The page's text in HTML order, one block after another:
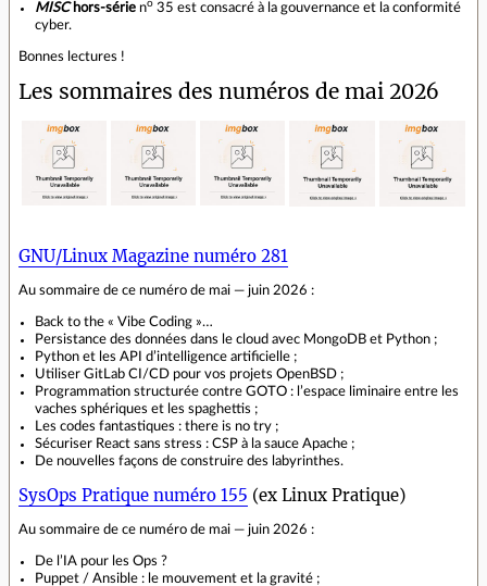
MISChors-série no 35 est consacré à la gouvernance et la conformité
cyber.
Bonnes lectures !
Les sommaires des numéros de mai 2026
GNU/Linux Magazine numéro 281
Au sommaire de ce numéro de mai — juin 2026 :
Back to the « Vibe Coding »…
Persistance des données dans le cloud avec MongoDB et Python ;
Python et les API d’intelligence artificielle ;
Utiliser GitLab CI/CD pour vos projets OpenBSD ;
Programmation structurée contre GOTO : l’espace liminaire entre les
vaches sphériques et les spaghettis ;
Les codes fantastiques : there is no try ;
Sécuriser React sans stress : CSP à la sauce Apache ;
De nouvelles façons de construire des labyrinthes.
SysOps Pratique numéro 155 (ex Linux Pratique)
Au sommaire de ce numéro de mai — juin 2026 :
De l’IA pour les Ops ?
Puppet / Ansible : le mouvement et la gravité ;